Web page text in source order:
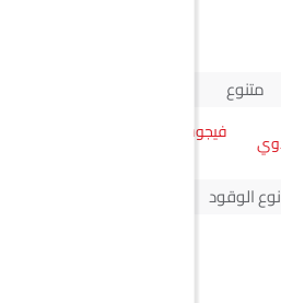
متنوع
فيجوس جي إل ناقل أوتوماتيكي
نوع الوقود